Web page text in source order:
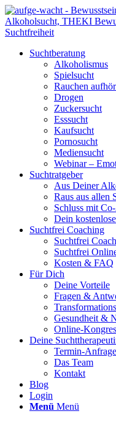
Suchtberatung
Alkoholismus
Spielsucht
Rauchen
Drogen
Zuckersucht
Esssucht
Kaufsucht
Pornosucht
Mediensucht
Webinar –
Suchtratgeber
Aus Deiner
Raus aus allen
Schluss mit
Dein
Suchtfrei Coaching
Suchtfrei
Suchtfrei
Kosten & FAQ
Für Dich
Deine Vorteile
Fragen &
Gesundheit &
Online-
Deine
Termin-Anfrage
Das Team
Kontakt
Blog
Login
Menü Menü